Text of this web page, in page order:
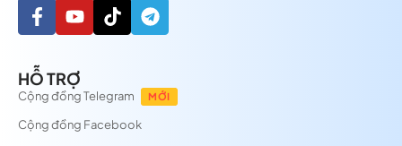
HỖ TRỢ
Cộng đồng Telegram MỚI
Cộng đồng Facebook